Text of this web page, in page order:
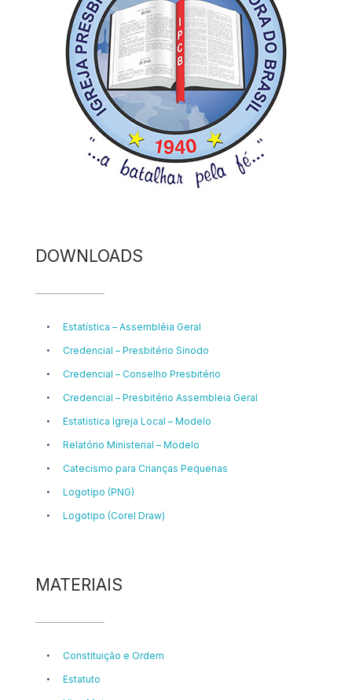
DOWNLOADS
Estatística – Assembléia Geral
Credencial – Presbitério Sínodo
Credencial – Conselho Presbitério
Credencial – Presbitério Assembleia Geral
Estatística Igreja Local – Modelo
Relatório Ministerial – Modelo
Catecismo para Crianças Pequenas
Logotipo (PNG)
Logotipo (Corel Draw)
MATERIAIS
Constituição e Ordem
Estatuto